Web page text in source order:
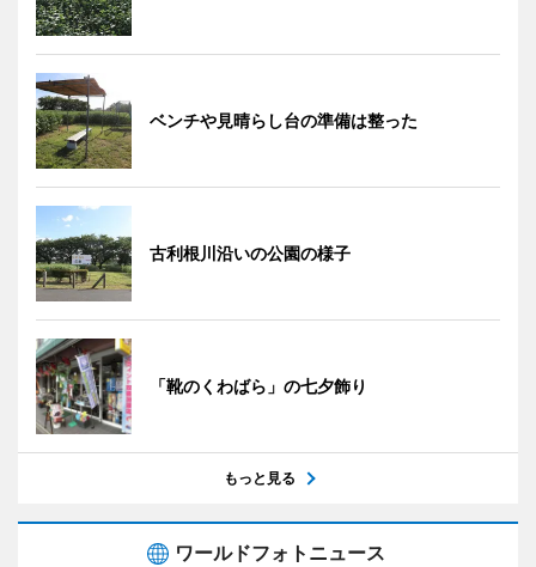
ベンチや見晴らし台の準備は整った
古利根川沿いの公園の様子
「靴のくわばら」の七夕飾り
もっと見る
ワールドフォトニュース